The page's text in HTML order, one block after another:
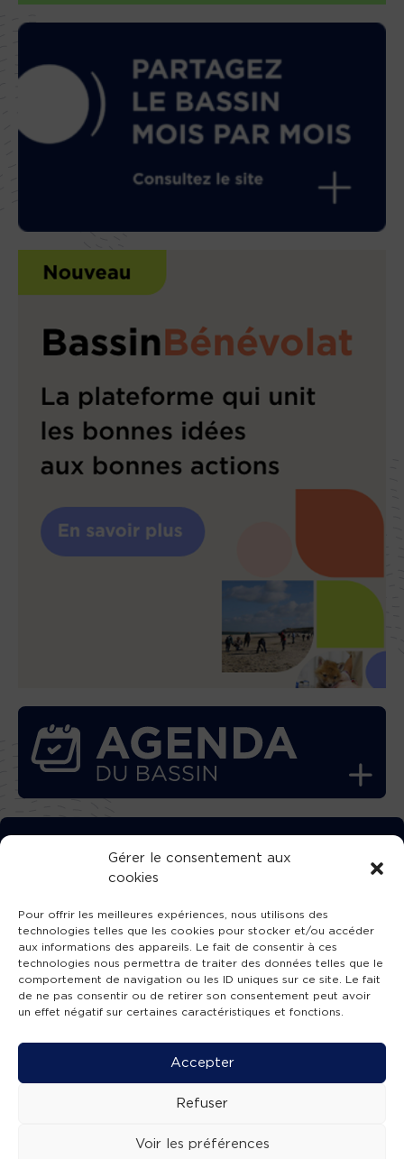
Gérer le consentement aux
cookies
Pour offrir les meilleures expériences, nous utilisons des
technologies telles que les cookies pour stocker et/ou accéder
aux informations des appareils. Le fait de consentir à ces
technologies nous permettra de traiter des données telles que le
comportement de navigation ou les ID uniques sur ce site. Le fait
de ne pas consentir ou de retirer son consentement peut avoir
un effet négatif sur certaines caractéristiques et fonctions.
Accepter
Refuser
Voir les préférences
TÉLÉCHARGEZ GRATUITEMENT
L’APPLICATION TVBA !
SUIVEZ-NOUS !
Mentions légales -Accessibilité